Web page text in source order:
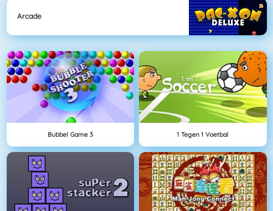
Arcade
Bubbel Game 3 1 Tegen 1 Voetbal